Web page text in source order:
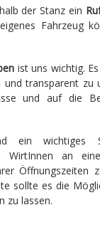
der Stanz ein
Fahrzeug
ist uns wichtig.
transparent zu
und auf die
ein wichtiges
WirtInnen an
Öffnungszeiten
sollte es die
zu lassen.